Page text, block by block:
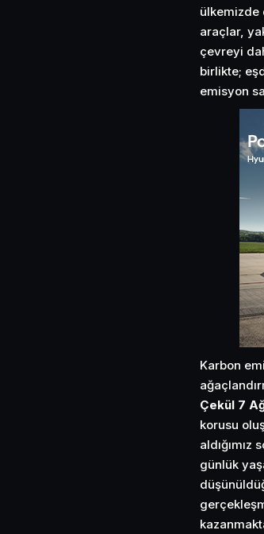
ülkemizde
araçlar,
çevreyi
birlikte;
emisyon
Karbon
Çekül 7
korusu
günlük